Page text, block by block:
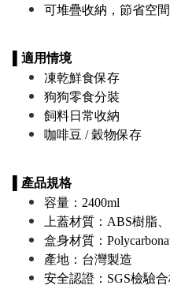
可堆疊收納，節省空間
▌適用情境
凍乾鮮食保存
狗狗零食分裝
飼料日常收納
咖啡豆 / 穀物保存
▌產品規格
容量：2400ml
上蓋材質：ABS樹脂
盒身材質：
產地：台灣製造
安全認證：SGS檢驗